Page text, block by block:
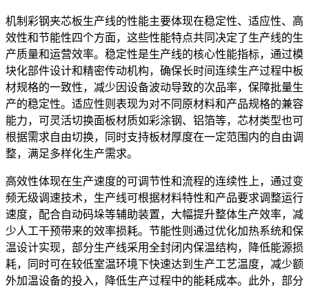
机制彩钢夹芯板生产线的性能主要体现在稳定性、适应性、高
效性和节能性四个方面，这些性能特点共同决定了生产线的生
产质量和运营效率。稳定性是生产线的核心性能指标，通过模
块化部件设计和精密传动机构，确保长时间连续生产过程中板
材规格的一致性，减少因设备波动导致的次品率，保障批量生
产的稳定性。适应性则表现为对不同原材料和产品规格的兼容
能力，可灵活切换面板材质如彩涂钢、铝箔等，芯材类型也可
根据需求自由切换，同时支持板材厚度在一定范围内的自由调
整，满足多样化生产需求。
高效性体现在生产速度的可调节性和流程的连续性上，通过变
频无级调速技术，生产线可根据材料特性和产品要求调整运行
速度，配合自动码垛等辅助装置，大幅提升整体生产效率，减
少人工干预带来的效率损耗。节能性则通过优化加热系统和保
温设计实现，部分生产线采用全封闭内保温结构，降低能源损
耗，同时可在较低室温环境下快速达到生产工艺温度，减少额
外加温设备的投入，降低生产过程中的能耗成本。此外，部分